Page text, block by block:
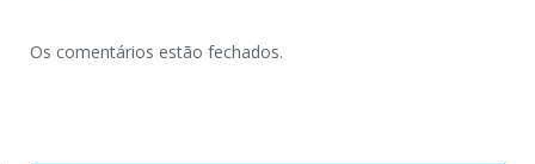
Os comentários estão fechados.